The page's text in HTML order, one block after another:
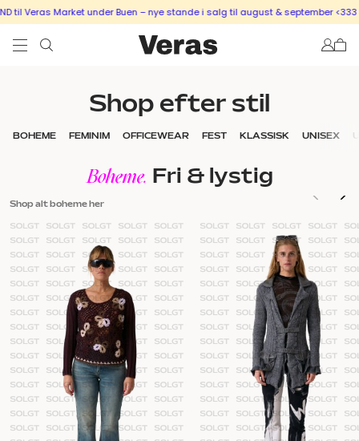
til Veras Market under Buen – nye stande i salg til august & september <333
Shop efter stil
BOHEME FEMINIM OFFICEWEAR FEST KLASSISK UNISEX
Boheme. Fri & lystig
Shop alt boheme her